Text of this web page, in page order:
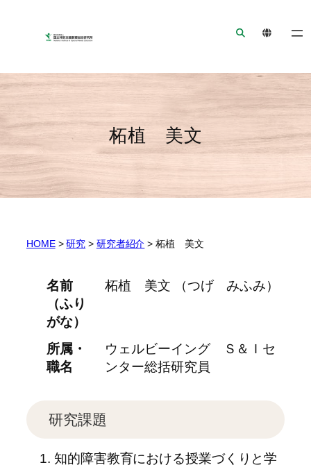
シ
ジ
ャ
ン
へ
ジ
へ
プ
柘植 美文
HOME>研究 > 研究者紹介 >柘植 美文
名前
（ふり
がな）
柘植 美文 （つげ みふみ）
所属・
職名
ウェルビーイング Ｓ＆Ｉセ
ンター総括研究員
研究課題
知的障害教育における授業づくりと学